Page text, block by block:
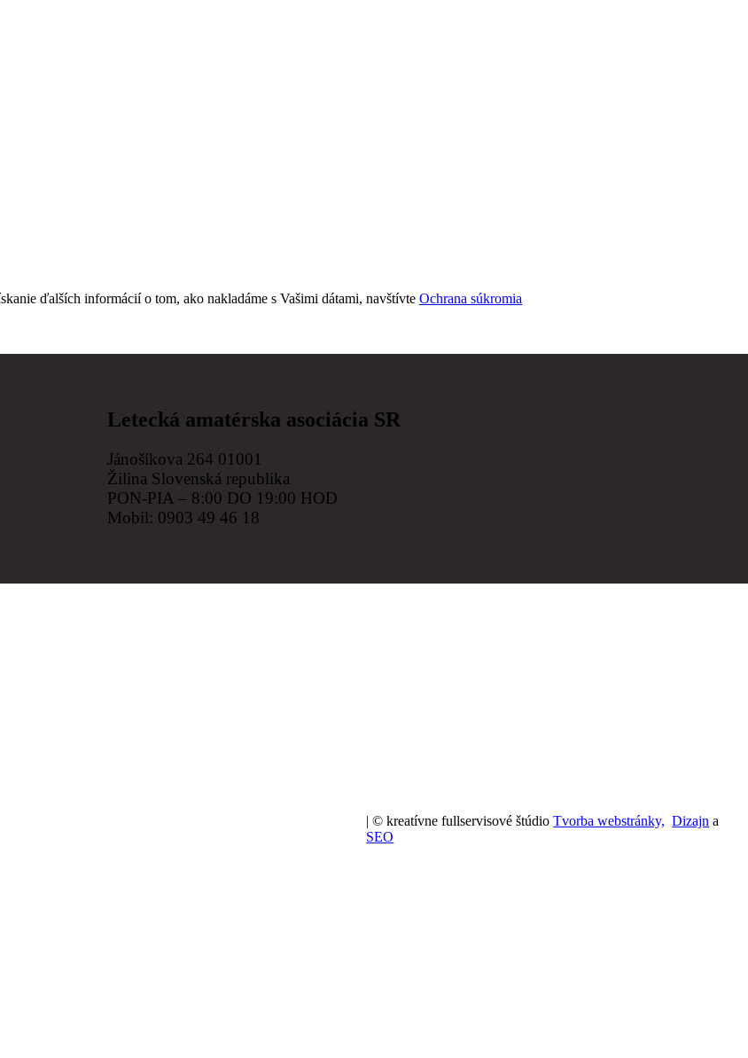
ďalších informácií o tom, ako nakladáme s Vašimi dátami, navštívte Ochrana súkromia
Letecká amatérska asociácia SR
Jánošíkova 264 01001
Žilina Slovenská republika
PON-PIA – 8:00 DO 19:00 HOD
Mobil: 0903 49 46 18
| © kreatívne fullservisové štúdioTvorba webstránky, Dizajn a
SEO